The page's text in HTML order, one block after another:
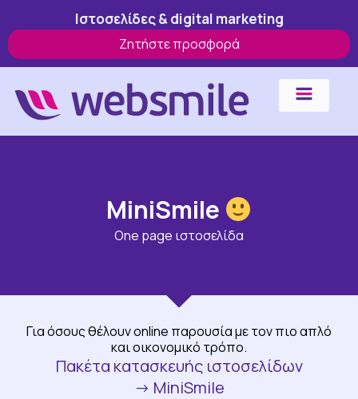
στο
περιεχόμενο
Ιστοσελίδες & digital marketing
Ζητήστε προσφορά
MiniSmile
One page ιστοσελίδα
Για όσους θέλουν online παρουσία με τον πιο απλό
και οικονομικό τρόπο.
Πακέτα κατασκευής ιστοσελίδων
-> MiniSmile